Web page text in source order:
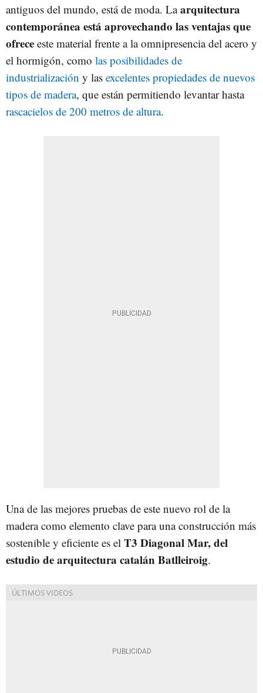
antiguos del mundo, está de moda. Laarquitectura
contemporánea está aprovechando las ventajas que
ofrece este material frente a la omnipresencia del acero y
el hormigón, como las posibilidades de
industrialización y las excelentes propiedades de nuevos
tipos de madera, que están permitiendo levantar hasta
rascacielos de 200 metros de altura.
Una de las mejores pruebas de este nuevo rol de la
madera como elemento clave para una construcción más
sostenible y eficiente es el T3 Diagonal Mar, del
estudio de arquitectura catalán Batlleiroig.